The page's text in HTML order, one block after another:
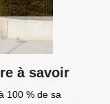
à savoir
100 % de sa